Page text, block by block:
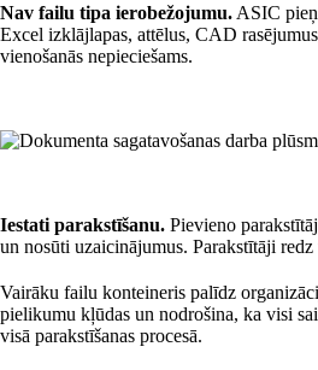
Nav failu tipa ierobežojumu. ASIC
Excel izklājlapas, attēlus, CAD
vienošanās nepieciešams.
Iestati parakstīšanu. Pievieno
un nosūti uzaicinājumus. Parakstītāji
Vairāku failu konteineris palīdz
pielikumu kļūdas un nodrošina, ka visi
visā parakstīšanas procesā.